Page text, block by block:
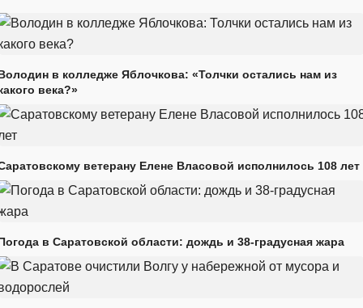
в колледже Яблочкова: «Толчки остались нам из
века?»
ветерану Елене Власовой исполнилось 108 лет
в Саратовской области: дождь и 38-градусная жара